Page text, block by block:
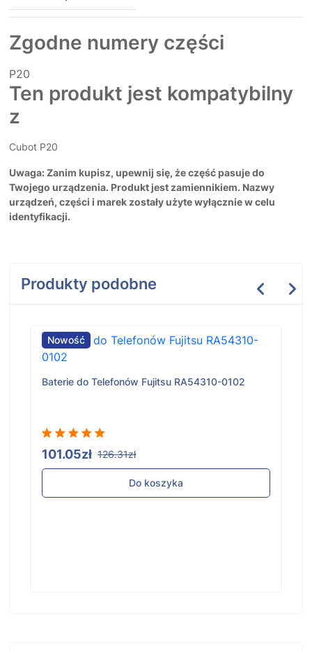
Zgodne numery części
P20
Ten produkt jest kompatybilny
z
Cubot P20
Uwaga: Zanim kupisz, upewnij się, że część pasuje do
Twojego urządzenia. Produkt jest zamiennikiem. Nazwy
urządzeń, części i marek zostały użyte wyłącznie w celu
identyfikacji.
Produkty podobne
Nowość
Baterie do Telefonów Fujitsu RA54310-0102
101.05zł 126.31zł
Do koszyka